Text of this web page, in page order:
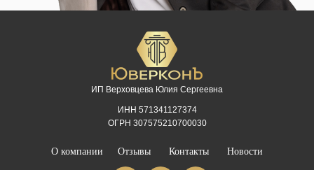
ИП Верховцева Юлия Сергеевна
ИНН 571341127374
ОГРН 307575210700030
О компании Отзывы Контакты Новости